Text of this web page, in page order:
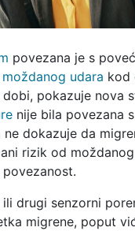
povezana je s
udara kod
pokazuje nova
nije bila povezana
dokazuje da
rizik od
drugi senzorni
migrene, poput